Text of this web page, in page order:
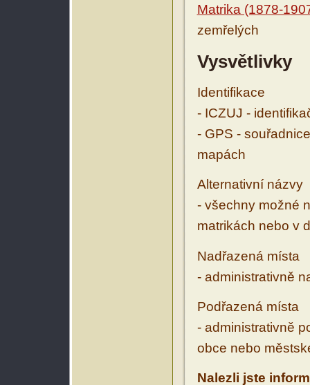
Matrika (1878-
zemřelých
Vysvětlivky
Identifikace
- ICZUJ -
- GPS -
mapách
Alternativní názvy
- všechny možné
matrikách nebo v
Nadřazená místa
- administrativně
Podřazená místa
- administrativně
obce nebo
Nalezli jste